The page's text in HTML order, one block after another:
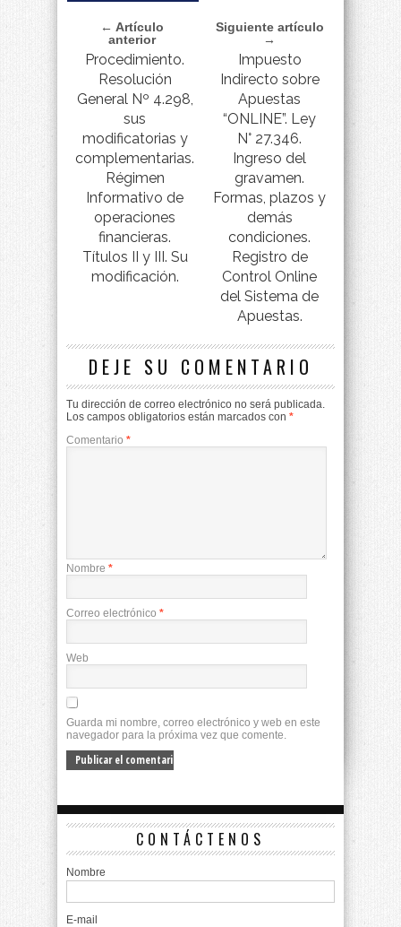
← Artículo
anterior
Procedimiento.
Resolución
General Nº 4.298,
sus
modificatorias y
complementarias.
Régimen
Informativo de
operaciones
financieras.
Títulos II y III. Su
modificación.
Siguiente artículo
→
Impuesto
Indirecto sobre
Apuestas
“ONLINE”. Ley
N° 27.346.
Ingreso del
gravamen.
Formas, plazos y
demás
condiciones.
Registro de
Control Online
del Sistema de
Apuestas.
DEJE SU COMENTARIO
Tu dirección de correo electrónico no será publicada.
Los campos obligatorios están marcados con *
Comentario *
Nombre *
Correo electrónico *
Web
Guarda mi nombre, correo electrónico y web en este
navegador para la próxima vez que comente.
CONTÁCTENOS
Nombre
E-mail